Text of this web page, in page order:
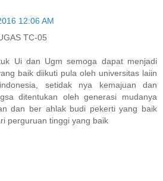
12:06 AM
TC-05
Ui dan Ugm semoga dapat menjadi
baik diikuti pula oleh universitas laiin
setidak nya kemajuan dan
ditentukan oleh generasi mudanya
dan ber ahlak budi pekerti yang baik
perguruan tinggi yang baik